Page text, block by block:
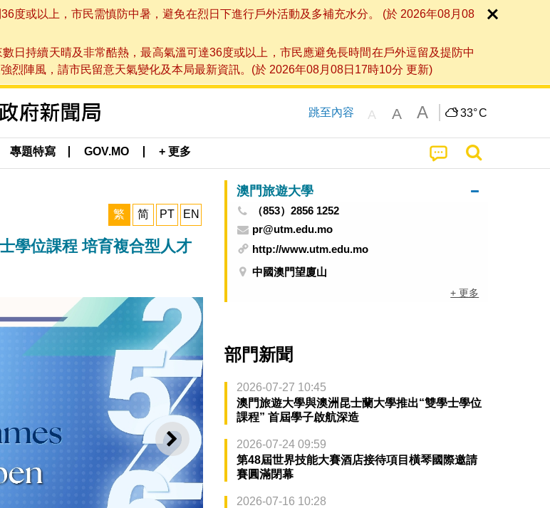
度或以上，市民需慎防中暑，避免在烈日下進行戶外活動及多補充水分。 (於 2026年08月08
日持續天晴及非常酷熱，最高氣溫可達36度或以上，市民應避免長時間在戶外逗留及提防中
烈陣風，請市民留意天氣變化及本局最新資訊。(於 2026年08月08日17時10分 更新)
跳至內容 A A A 33°C
專題特寫 GOV.MO + 更多
繁 简 PT EN
學位課程 培育複合型人才
下一則
澳門旅遊大學
（853）2856 1252
pr@utm.edu.mo
http://www.utm.edu.mo
中國澳門望廈山
+ 更多
部門新聞
2026-07-27 10:45
澳門旅遊大學與澳洲昆士蘭大學推出“雙學士學位
課程” 首屆學子啟航深造
2026-07-24 09:59
第48屆世界技能大賽酒店接待項目橫琴國際邀請
賽圓滿閉幕
2026-07-16 10:28